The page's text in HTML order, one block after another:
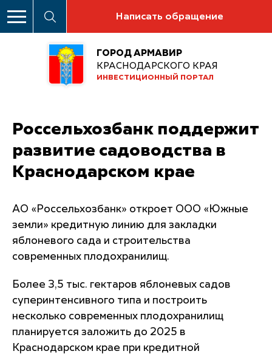
Написать обращение
ГОРОД АРМАВИР
КРАСНОДАРСКОГО КРАЯ
ИНВЕСТИЦИОННЫЙ ПОРТАЛ
Россельхозбанк поддержит
развитие садоводства в
Краснодарском крае
АО «Россельхозбанк» откроет ООО «Южные
земли» кредитную линию для закладки
яблоневого сада и строительства
современных плодохранилищ.
Более 3,5 тыс. гектаров яблоневых садов
суперинтенсивного типа и построить
несколько современных плодохранилищ
планируется заложить до 2025 в
Краснодарском крае при кредитной